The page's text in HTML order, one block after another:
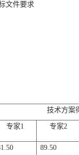
文件要求
技术方案
专家1 专家2
89.50